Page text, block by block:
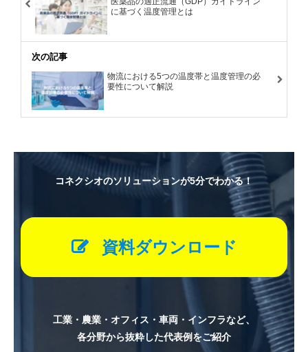
に基づく温度管理とは
次の記事
物流における5つの温度帯と温度管理の必
要性について解説
コネクシオのソリューションが5分でわかる！
資料ダウンロード
工業・農業・オフィス・車両・インフラなど、
各分野から抜粋した代表例をご紹介